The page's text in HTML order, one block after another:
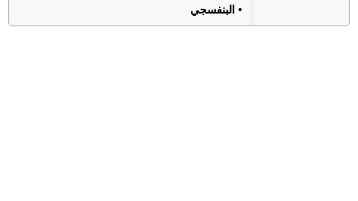
• البنفسجي